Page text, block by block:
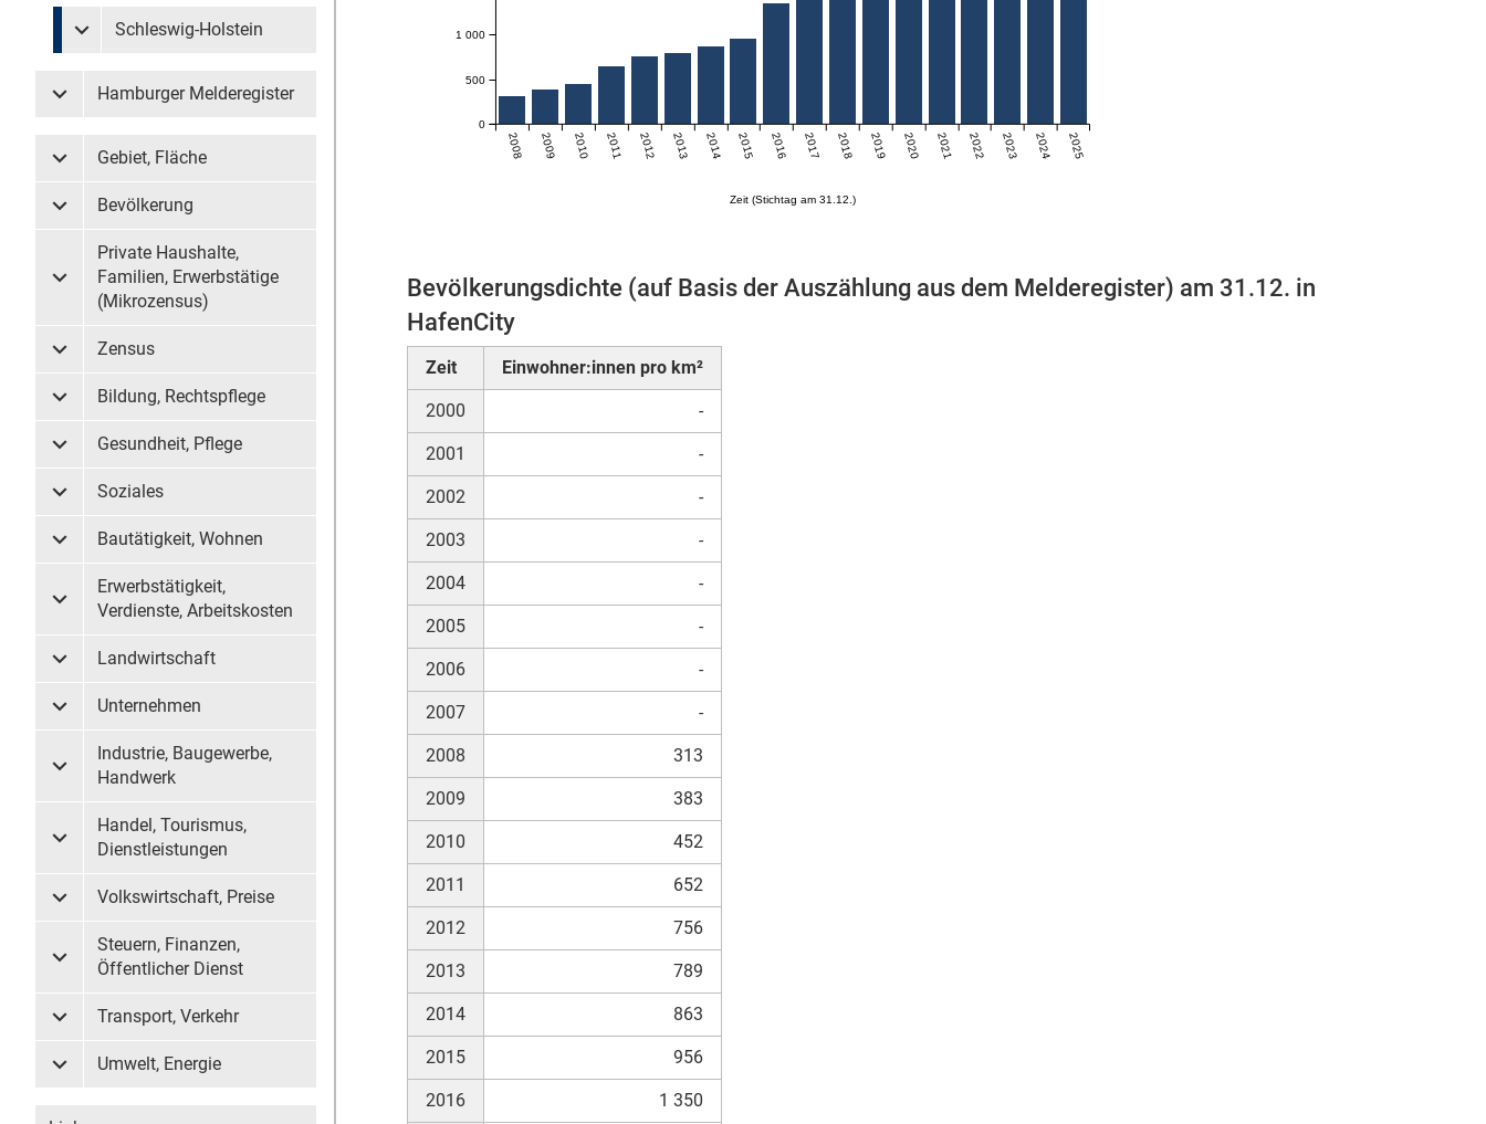
Untermenü Meine Region Schleswig-Holstein
Schleswig-Holstein
Untermenü Hamburger Melderegister
Hamburger Melderegister
Untermenü Gebiet, Fläche
Gebiet, Fläche
Untermenü Bevölkerung
Bevölkerung
Untermenü Private Haushalte, Familien, Erwerbstätige (Mikrozensus)
Private Haushalte,
Familien, Erwerbstätige
(Mikrozensus)
Untermenü Zensus
Zensus
Untermenü Bildung, Rechtspflege
Bildung, Rechtspflege
Untermenü Gesundheit, Pflege
Gesundheit, Pflege
Untermenü Soziales
Soziales
Untermenü Bautätigkeit, Wohnen
Bautätigkeit, Wohnen
Untermenü Erwerbstätigkeit, Verdienste, Arbeitskosten
Erwerbstätigkeit,
Verdienste, Arbeitskosten
Untermenü Landwirtschaft
Landwirtschaft
Untermenü Unternehmen
Unternehmen
Untermenü Industrie, Baugewerbe, Handwerk
Industrie, Baugewerbe,
Handwerk
Untermenü Handel, Tourismus, Dienstleistungen
Handel, Tourismus,
Dienstleistungen
Untermenü Volkswirtschaft, Preise
Volkswirtschaft, Preise
Untermenü Steuern, Finanzen, Öffentlicher Dienst
Steuern, Finanzen,
Öffentlicher Dienst
Untermenü Transport, Verkehr
Transport, Verkehr
Untermenü Umwelt, Energie
Umwelt, Energie
Zeit (Stichtag am 31.12.)
2008 2009 2010 2011 2012 2013 2014 2015 2016 2017 2018 2019 2020 2021 2022 2023 2024 2025
0
500
1 000
Bevölkerungsdichte (auf Basis der Auszählung aus dem Melderegister) am 31.12. in
HafenCity
Zeit Einwohner:innen pro km²
2000 -
2001 -
2002 -
2003 -
2004 -
2005 -
2006 -
2007 -
2008 313
2009 383
2010 452
2011 652
2012 756
2013 789
2014 863
2015 956
2016 1 350